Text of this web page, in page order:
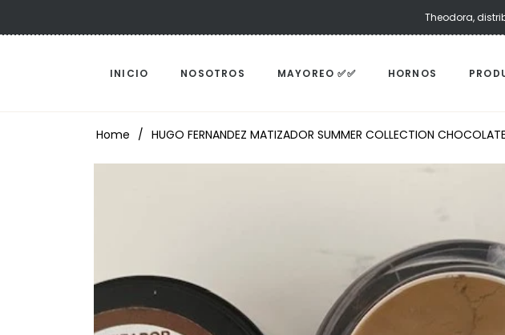
Theodora,
INICIO NOSOTROS MAYOREO ✅✅ HORNOS
Home / HUGO FERNANDEZ MATIZADOR SUMMER COLLECTION